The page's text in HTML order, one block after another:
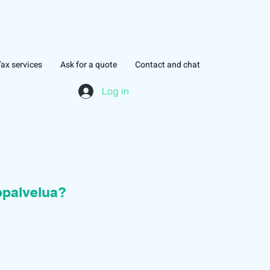
services Ask for a quote Contact and chat
Log in